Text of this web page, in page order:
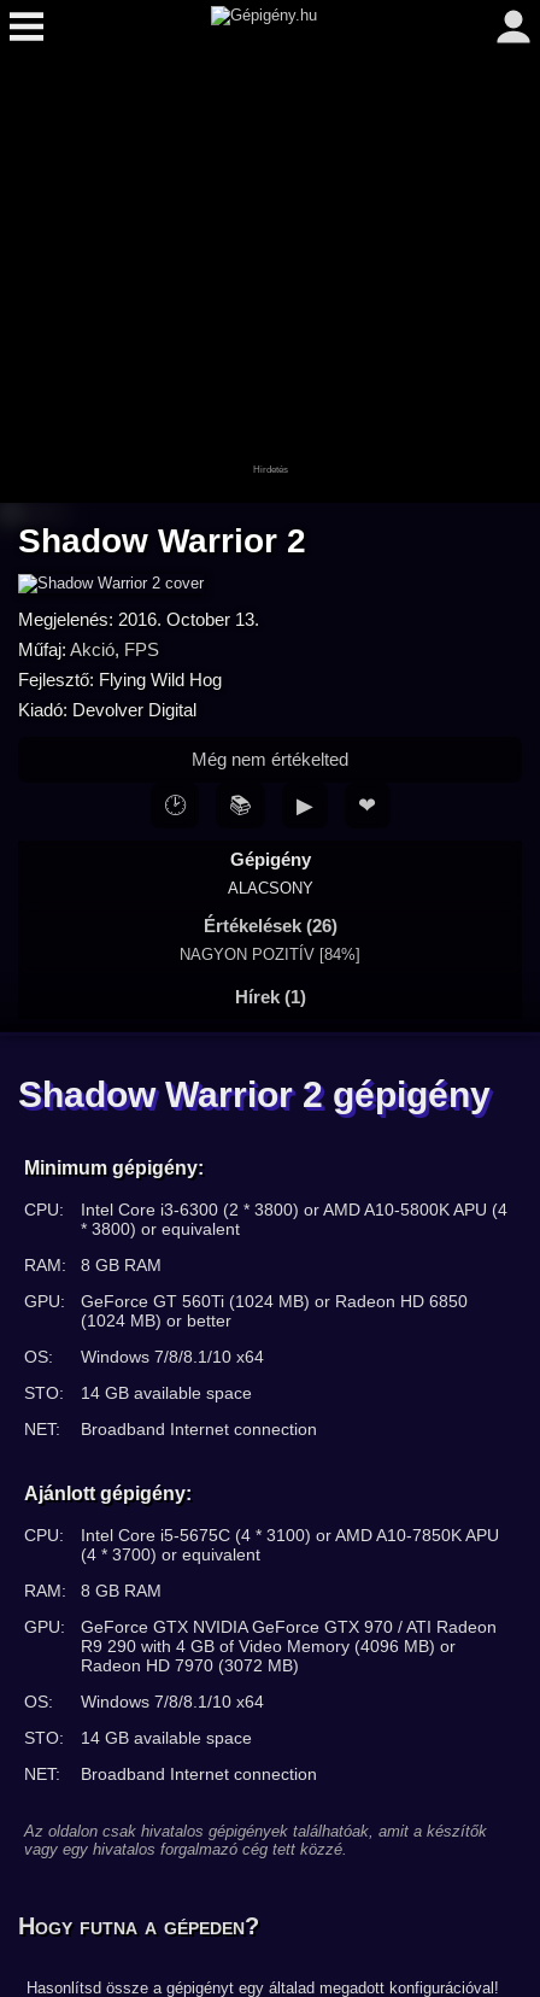
Shadow Warrior 2
Megjelenés: 2016. October 13.
Műfaj: Akció, FPS
Fejlesztő: Flying Wild Hog
Kiadó: Devolver Digital
Gépigény
ALACSONY
Értékelések (26)
NAGYON POZITÍV [84%]
Hírek (1)
Még nem értékelted
🕑 📚 ▶ ❤
Shadow Warrior 2 gépigény
Minimum gépigény:
CPU:
Intel Core i3-6300 (2 * 3800) or AMD A10-5800K APU (4
* 3800) or equivalent
RAM:
8 GB RAM
GPU:
GeForce GT 560Ti (1024 MB) or Radeon HD 6850
(1024 MB) or better
OS:
Windows 7/8/8.1/10 x64
STO:
14 GB available space
NET:
Broadband Internet connection
Ajánlott gépigény:
CPU:
Intel Core i5-5675C (4 * 3100) or AMD A10-7850K APU
(4 * 3700) or equivalent
RAM:
8 GB RAM
GPU:
GeForce GTX NVIDIA GeForce GTX 970 / ATI Radeon
R9 290 with 4 GB of Video Memory (4096 MB) or
Radeon HD 7970 (3072 MB)
OS:
Windows 7/8/8.1/10 x64
STO:
14 GB available space
NET:
Broadband Internet connection
Az oldalon csak hivatalos gépigények találhatóak, amit a készítők
vagy egy hivatalos forgalmazó cég tett közzé.
Hogy futna a gépeden?
Hasonlítsd össze a gépigényt egy általad megadott konfigurációval!